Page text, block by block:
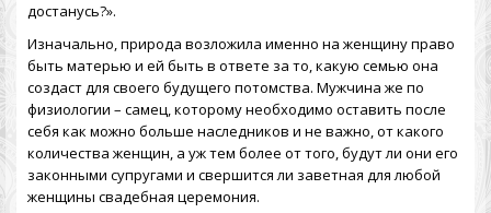
достанусь?».
Изначально, природа возложила именно на женщину право
быть матерью и ей быть в ответе за то, какую семью она
создаст для своего будущего потомства. Мужчина же по
физиологии – самец, которому необходимо оставить после
себя как можно больше наследников и не важно, от какого
количества женщин, а уж тем более от того, будут ли они его
законными супругами и свершится ли заветная для любой
женщины свадебная церемония.